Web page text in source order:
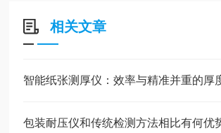
相关文章
包装耐压仪和传统检测方法相比有何优